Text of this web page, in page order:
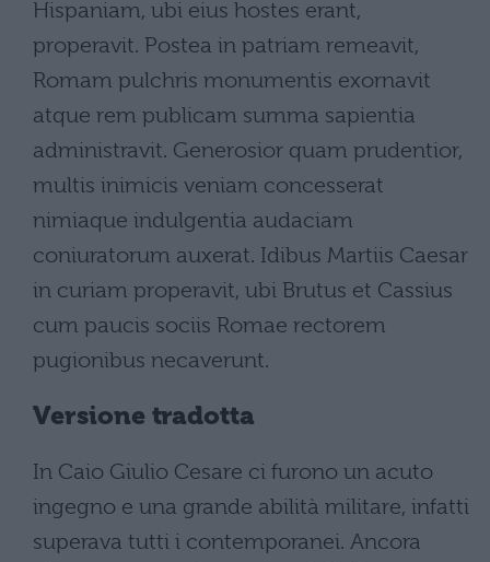
Hispaniam, ubi eius hostes erant,
properavit. Postea in patriam remeavit,
Romam pulchris monumentis exornavit
atque rem publicam summa sapientia
administravit. Generosior quam prudentior,
multis inimicis veniam concesserat
nimiaque indulgentia audaciam
coniuratorum auxerat. Idibus Martiis Caesar
in curiam properavit, ubi Brutus et Cassius
cum paucis sociis Romae rectorem
pugionibus necaverunt.
Versione tradotta
In Caio Giulio Cesare ci furono un acuto
ingegno e una grande abilità militare, infatti
superava tutti i contemporanei. Ancora